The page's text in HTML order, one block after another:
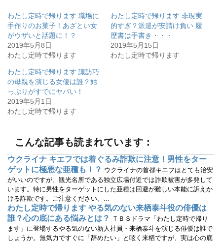
T
w
i
t
t
e
で
有
(
新
し
い
ウ
ィ
ン
き
ま
す
)
o
o
k
で
共
有
す
る
に
ク
リ
ッ
ク
し
て
く
だ
し
い
ウ
ィ
ン
ド
ウ
で
開
き
ま
す
わたし定時で帰ります 職場に
手作りのお菓子！あざとい女
がウザいと話題に！？
2019年5月8日
わたし定時で帰ります
わたし定時で帰ります 非現実
的すぎ？派遣が安請け負い 履
歴書は手書き・・・
2019年5月15日
わたし定時で帰ります
わたし定時で帰ります 諏訪巧
の母親を演じる女優は誰？姑
っぷりがすでにヤバい！
2019年5月1日
わたし定時で帰ります
こんな記事も読まれています：
ウクライナ キエフでは着ぐるみ詐欺に注意！男性をター
ゲットに極悪な亜種も！？ ウクライナの首都キエフはとても治安
がいいのですが、観光名所である独立広場付近では詐欺被害が多発して
います。特に男性をターゲットにした亜種は回避が難しい本能に訴えか
ける詐欺です。ご注意ください。...
わたし定時で帰ります やる気のない来栖泰斗役の俳優は
誰？心の底にある悩みとは？
ＴＢＳドラマ「わたし定時で帰り
ます」に登場するやる気のない新人社員・来栖泰斗を演じる俳優は誰で
しょうか。無気力ですぐに「辞めたい」と呟く来栖ですが、実は心の底